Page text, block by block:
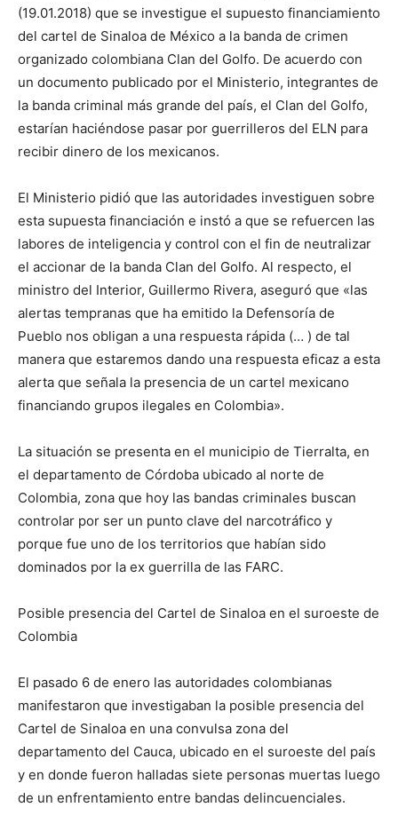
(19.01.2018) que se investigue el supuesto financiamiento
del cartel de Sinaloa de México a la banda de crimen
organizado colombiana Clan del Golfo. De acuerdo con
un documento publicado por el Ministerio, integrantes de
la banda criminal más grande del país, el Clan del Golfo,
estarían haciéndose pasar por guerrilleros del ELN para
recibir dinero de los mexicanos.
El Ministerio pidió que las autoridades investiguen sobre
esta supuesta financiación e instó a que se refuercen las
labores de inteligencia y control con el fin de neutralizar
el accionar de la banda Clan del Golfo. Al respecto, el
ministro del Interior, Guillermo Rivera, aseguró que «las
alertas tempranas que ha emitido la Defensoría de
Pueblo nos obligan a una respuesta rápida (… ) de tal
manera que estaremos dando una respuesta eficaz a esta
alerta que señala la presencia de un cartel mexicano
financiando grupos ilegales en Colombia».
La situación se presenta en el municipio de Tierralta, en
el departamento de Córdoba ubicado al norte de
Colombia, zona que hoy las bandas criminales buscan
controlar por ser un punto clave del narcotráfico y
porque fue uno de los territorios que habían sido
dominados por la ex guerrilla de las FARC.
Posible presencia del Cartel de Sinaloa en el suroeste de
Colombia
El pasado 6 de enero las autoridades colombianas
manifestaron que investigaban la posible presencia del
Cartel de Sinaloa en una convulsa zona del
departamento del Cauca, ubicado en el suroeste del país
y en donde fueron halladas siete personas muertas luego
de un enfrentamiento entre bandas delincuenciales.